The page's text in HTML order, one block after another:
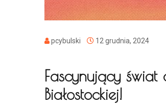
pcybulski 12 grudnia, 2024
Fascynujący
Białostockiej!